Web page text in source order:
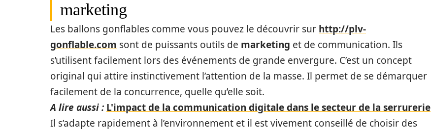
marketing
Les ballons gonflables comme vous pouvez le découvrir sur http://plv-
gonflable.com sont de puissants outils de marketing et de communication. Ils
s’utilisent facilement lors des événements de grande envergure. C’est un concept
original qui attire instinctivement l’attention de la masse. Il permet de se démarquer
facilement de la concurrence, quelle qu’elle soit.
A lire aussi : L'impact de la communication digitale dans le secteur de la serrurerie
Il s’adapte rapidement à l’environnement et il est vivement conseillé de choisir des